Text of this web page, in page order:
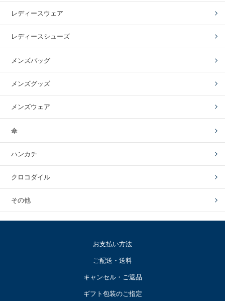
レディースウェア
レディースシューズ
メンズバッグ
メンズグッズ
メンズウェア
傘
ハンカチ
クロコダイル
その他
お支払い方法
ご配送・送料
キャンセル・ご返品
ギフト包装のご指定